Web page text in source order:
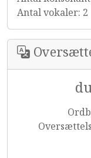
Antal vokaler: 2